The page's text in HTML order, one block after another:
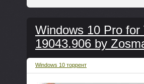
Windows 10 Pro
19043.906 by
Windows 10 торрент